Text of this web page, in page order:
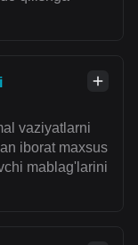
vaziyatlarni
iborat maxsus
mablag'larini